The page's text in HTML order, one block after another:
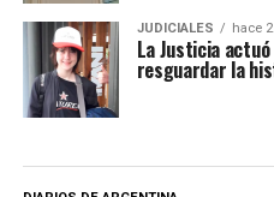
JUDICIALES hace
La Justicia
resguardar la